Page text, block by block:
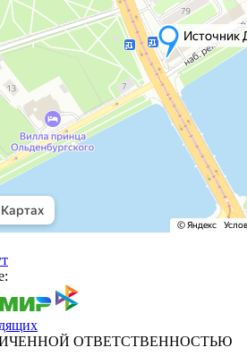
ОТВЕТСТВЕННОСТЬЮ